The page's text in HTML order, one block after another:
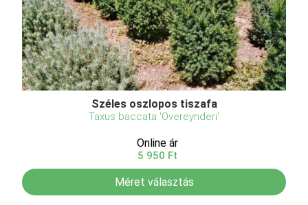
Széles oszlopos tiszafa
Taxus baccata 'Overeynderi'
Online ár
5 950 Ft
Méret választás